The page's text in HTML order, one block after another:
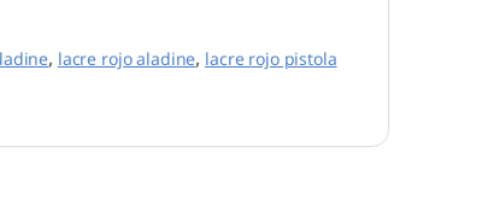
, lacre rojo aladine, lacre rojo pistola